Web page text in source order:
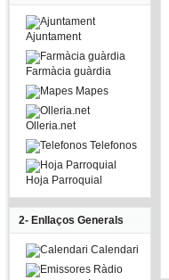
Ajuntament
Farmàcia guàrdia
Mapes
Olleria.net
Telefonos
Hoja Parroquial
2- Enllaços Generals
Calendari